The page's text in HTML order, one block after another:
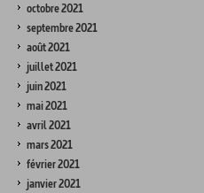
octobre 2021
septembre 2021
août 2021
juillet 2021
juin 2021
mai 2021
avril 2021
mars 2021
février 2021
janvier 2021